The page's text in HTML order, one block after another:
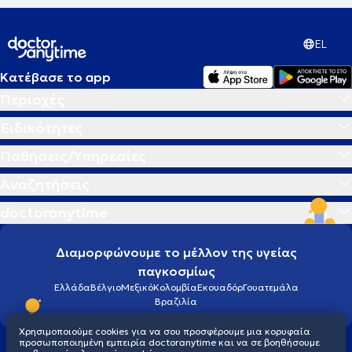
EL
Κατέβασε το app
Διαμορφώνουμε το μέλλον της υγείας
παγκοσμίως
ΕλλάδαΒέλγιοΜεξικόΚολομβίαΕκουαδόρΓουατεμάλα
Βραζιλία
Χρησιμοποιούμε cookies για να σου προσφέρουμε μια κορυφαία
προσωποποιημένη εμπειρία doctoranytime και να σε βοηθήσουμε